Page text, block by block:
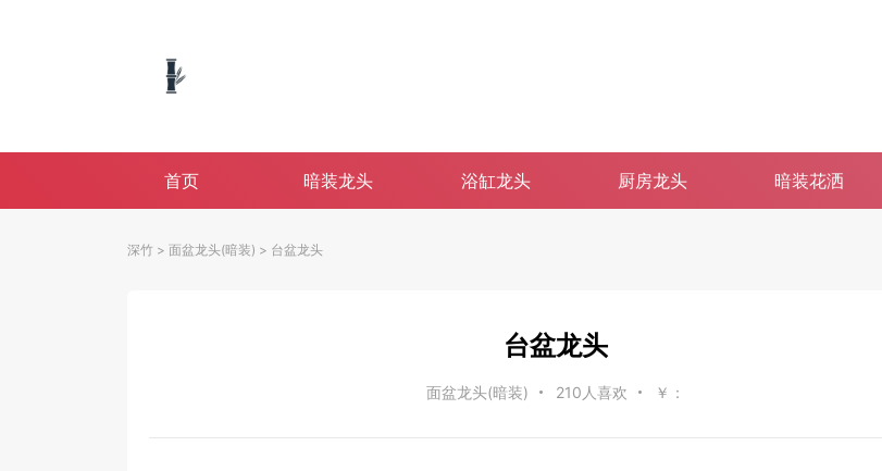
首页 暗装龙头 浴缸龙头 厨房龙头 暗装花洒
深竹 > 面盆龙头(暗装) > 台盆龙头
台盆龙头
面盆龙头(暗装) 210人喜欢 ￥：